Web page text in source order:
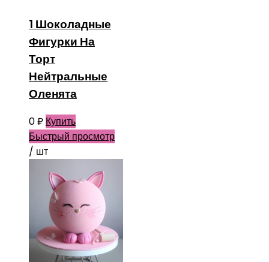
1 Шоколадные
Фигурки На
Торт
Нейтральные
Оленята
0₽ Купить
Быстрый просмотр
/ шт